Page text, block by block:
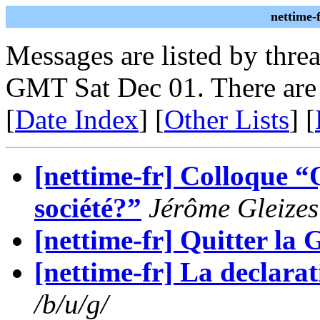
Messages are listed by
GMT Sat Dec 01. There are
[Date Index] [Other Lists] [
[nettime-fr] Colloque
société?” Jérôme Gleizes
[nettime-fr] Quitter la
[nettime-fr] La
/b/u/g/